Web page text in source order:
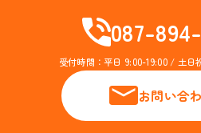
087-
受付時間：平日 9:00-19:00 / 土日
お問い合